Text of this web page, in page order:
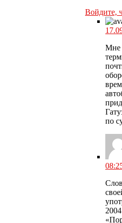
Войдите,
Мне
по